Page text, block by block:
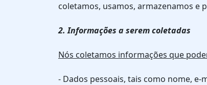
coletamos, usamos, armazenamos
2. Informações a serem coletadas
Nós coletamos informações que
- Dados pessoais, tais como nome,